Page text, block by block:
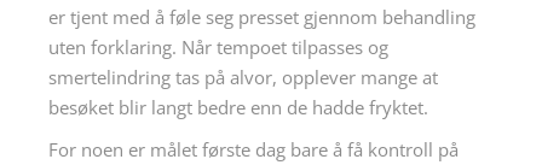
er tjent med å føle seg presset gjennom behandling
uten forklaring. Når tempoet tilpasses og
smertelindring tas på alvor, opplever mange at
besøket blir langt bedre enn de hadde fryktet.
For noen er målet første dag bare å få kontroll på